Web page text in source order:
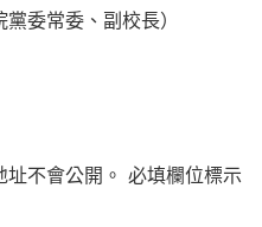
委常委、副校長）
不會公開。 必填欄位標示